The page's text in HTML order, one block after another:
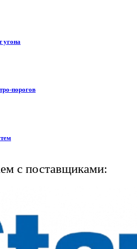
угона
порогов
с поставщиками: